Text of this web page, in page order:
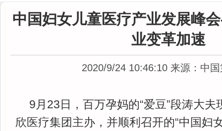
中国妇女儿童医疗产业发展峰
业变革加速
2020/9/24 10:46:10 来源：中
9月23日，百万孕妈的“爱豆”段涛大
欣医疗集团主办，并顺利召开的“中国妇